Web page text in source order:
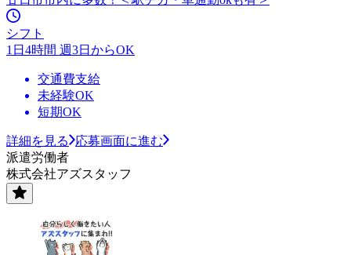
シフト
1日4時間 週3日からOK
交通費支給
未経験OK
短期OK
詳細を見る
応募画面に進む
派遣労働者
株式会社アズスタッフ